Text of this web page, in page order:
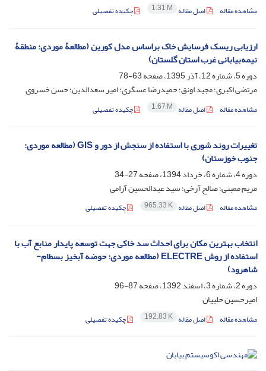
مشاهده مقاله اصل مقاله 1.31 M چکیده تفصیلی
ارزیابی ریسک فرسایش خاک براساس مدل کورین (مطالعۀ موردی: منطقۀ
نیمه‌بیابانی غرب استان گلستان)
دوره 5، شماره 12، آذر 1395، صفحه
63-78
مرتضی اکبری؛ مجید اونق؛ حمیدرضا عسگری؛ امیر سعدالدین؛ حسن خسروی
مشاهده مقاله اصل مقاله 1.67 M چکیده تفصیلی
تغییرات روند شوری با استفاده از سنجش از دور و GIS (مطالعه موردی:
جنوب خوزستان)
دوره 4، شماره 6، خرداد 1394، صفحه
27-34
مریم ممبنی؛ صالح آرخی؛ سید عبدالحسین آرامی
مشاهده مقاله اصل مقاله 965.33 K چکیده تفصیلی
انتخاب بهترین مکان برای احداث سد خاکی جهت توسعه پایدار منابع آب با
استفاده از روش ELECTRE (مطالعه موردی: حوضه آبخیز بسطام-
شاهرود)
دوره 2، شماره 3، اسفند 1392، صفحه
87-96
امیرحسین حلبیان
مشاهده مقاله اصل مقاله 192.83 K چکیده تفصیلی